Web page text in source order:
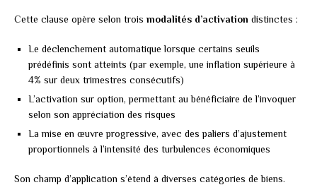
Cette clause opère selon trois modalités d’activation distinctes :
Le déclenchement automatique lorsque certains seuils
prédéfinis sont atteints (par exemple, une inflation supérieure à
4% sur deux trimestres consécutifs)
L’activation sur option, permettant au bénéficiaire de l’invoquer
selon son appréciation des risques
La mise en œuvre progressive, avec des paliers d’ajustement
proportionnels à l’intensité des turbulences économiques
Son champ d’application s’étend à diverses catégories de biens.